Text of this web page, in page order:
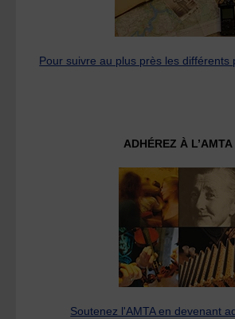
Pour suivre au plus près les différents
ADHÉREZ À L’AMTA
Soutenez l'AMTA en devenant